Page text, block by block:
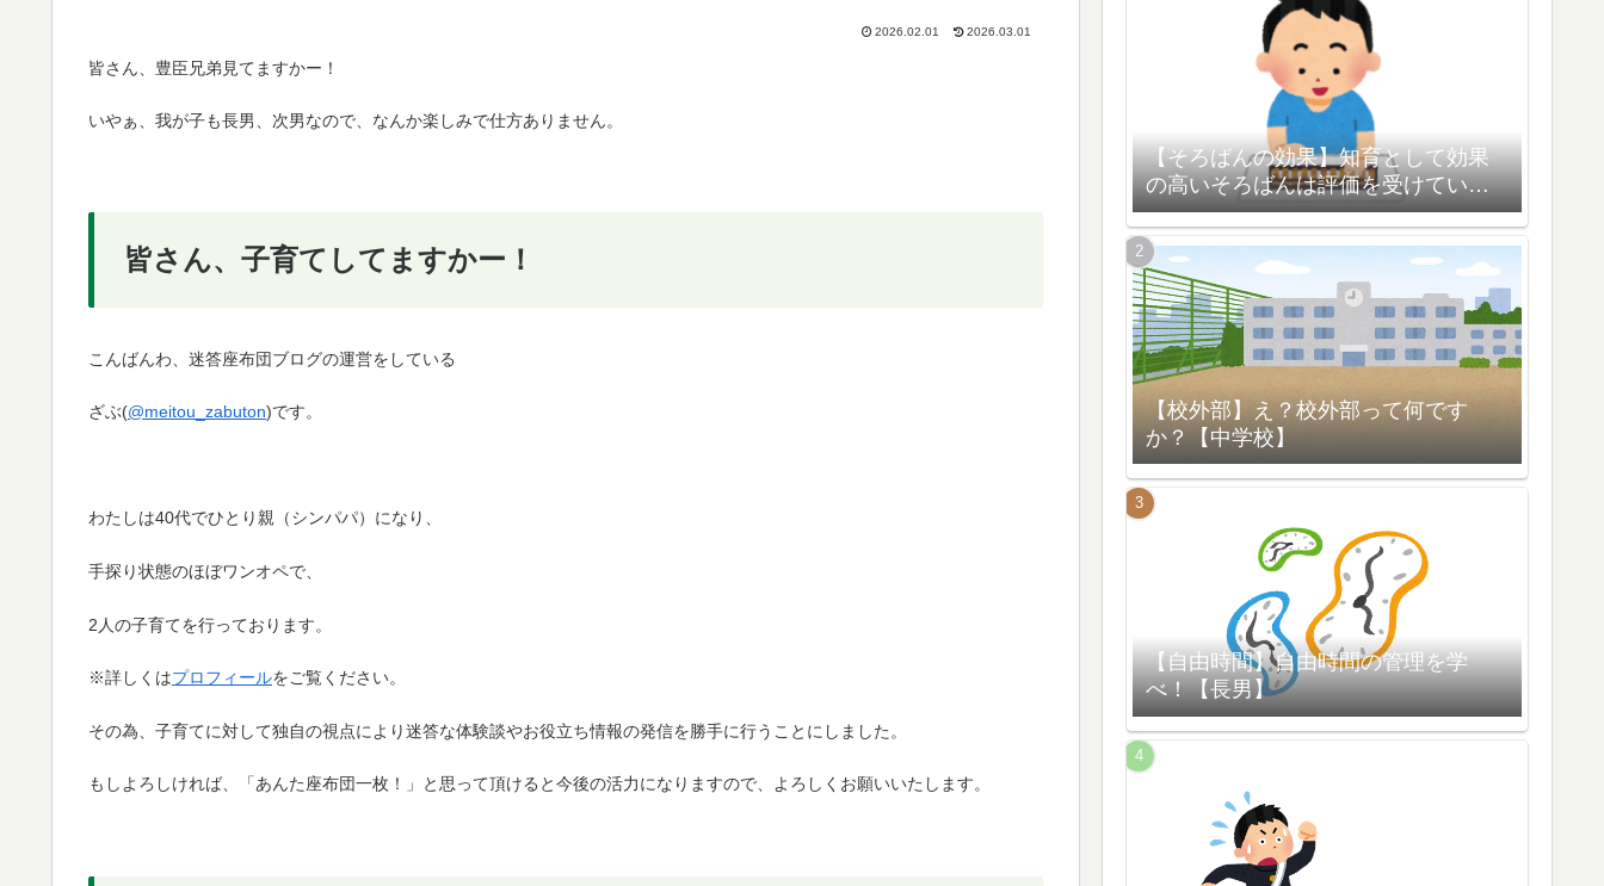
2026.02.01 2026.03.01
皆さん、豊臣兄弟見てますかー！
いやぁ、我が子も長男、次男なので、なんか楽しみで仕方ありません。
皆さん、子育てしてますかー！
こんばんわ、迷答座布団ブログの運営をしている
ざぶ(@meitou_zabuton)です。
わたしは40代でひとり親（シンパパ）になり、
手探り状態のほぼワンオペで、
2人の子育てを行っております。
※詳しくはプロフィールをご覧ください。
その為、子育てに対して独自の視点により迷答な体験談やお役立ち情報の発信を勝手に行うことにしました。
もしよろしければ、「あんた座布団一枚！」と思って頂けると今後の活力になりますので、よろしくお願いいたします。
【そろばんの効果】知育として効果
の高いそろばんは評価を受けている
【脳の活性化】
【校外部】え？校外部って何です
か？【中学校】
【自由時間】自由時間の管理を学
べ！【長男】